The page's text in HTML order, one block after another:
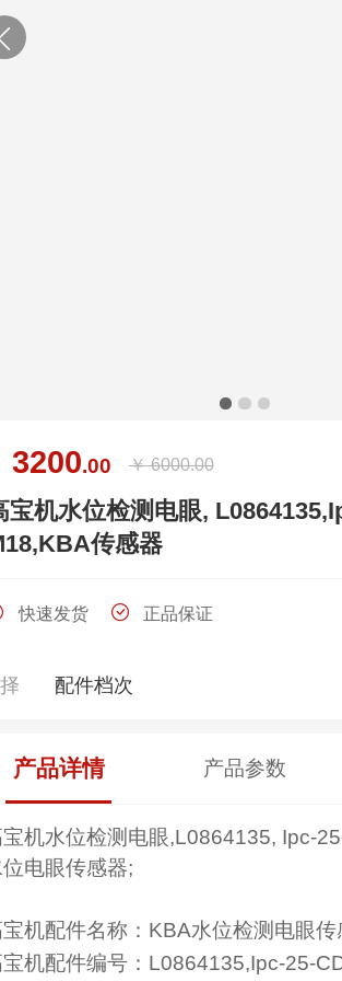
3200.00 ￥ 6000.00
宝机水位检测电眼,
传感器
快速发货 正品保证
配件档次
产品详情 产品参数
机水位检测电眼,L0864135, Ipc-
电眼传感器;
机配件名称：KBA水位检测电眼传
机配件编号：L0864135,Ipc-25-